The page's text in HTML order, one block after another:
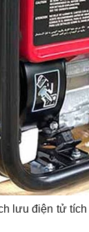
lưu điện tử